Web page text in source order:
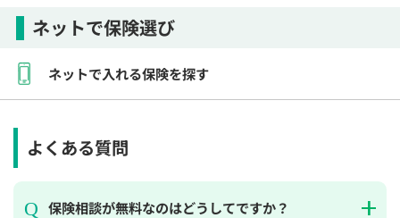
ネットで保険選び
ネットで入れる保険を探す
よくある質問
保険相談が無料なのはどうしてですか？